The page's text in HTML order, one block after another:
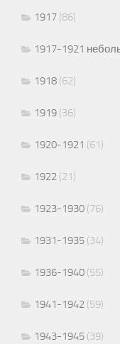
1917 (86)
1917-1921
1918 (62)
1919 (36)
1920-1921 (61)
1922 (21)
1923-1930 (76)
1931-1935 (34)
1936-1940 (55)
1941-1942 (59)
1943-1945 (39)